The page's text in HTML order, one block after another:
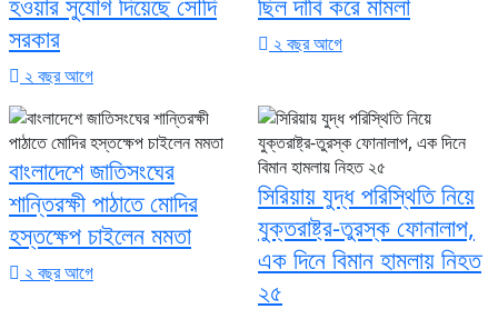
সরকার
২ বছর আগে
২ বছর আগে
বাংলাদেশে জাতিসংঘের
শান্তিরক্ষী পাঠাতে মোদির
হস্তক্ষেপ চাইলেন মমতা
২ বছর আগে
সিরিয়ায় যুদ্ধ পরিস্থিতি নিয়ে
যুক্তরাষ্ট্র-তুরস্ক ফোনালাপ,
এক দিনে বিমান হামলায় নিহত
২৫